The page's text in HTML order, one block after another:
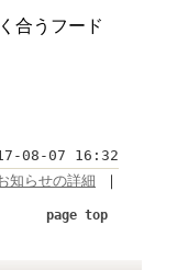
合うフード
08-07 16:32
知らせの詳細 ｜
page top